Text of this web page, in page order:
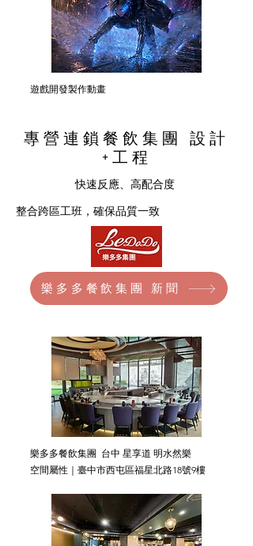
遊戲開發製作動畫
專營連鎖餐飲集團 設計
+工程
快速反應、高配合度
整合跨區工班，確保品質一致
樂多多餐飲集團 新聞
樂多多餐飲集團 台中 星享道 明水然樂
空間屬性｜臺中市西屯區福星北路18號9樓